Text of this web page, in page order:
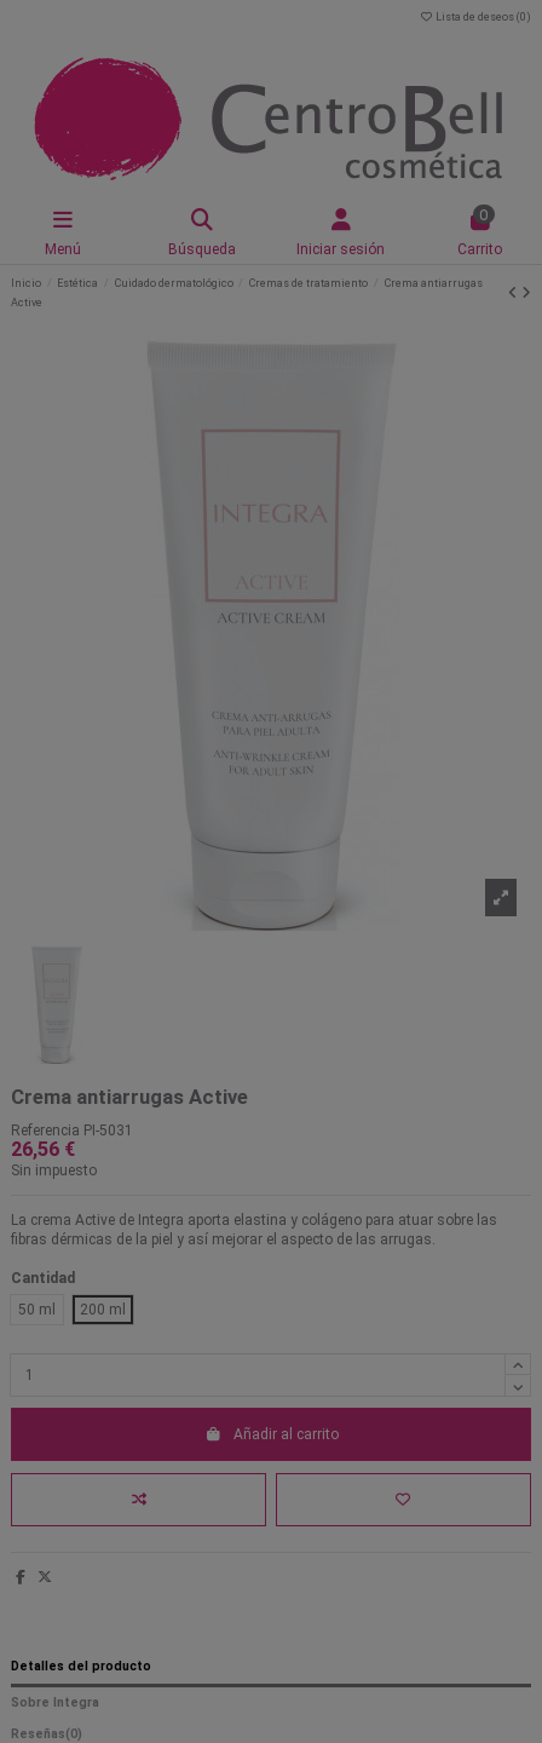
Lista de deseos (0 )
Menú Búsqueda Iniciar sesión
0
Carrito
Inicio Estética Cuidado dermatológico Cremas de tratamiento
Crema antiarrugas
Active
Crema antiarrugas Active
Referencia PI-5031
26,56 €
Sin impuesto
La crema Active de Integra aporta elastina y colágeno para atuar sobre las
fibras dérmicas de la piel y así mejorar el aspecto de las arrugas.
Cantidad
50 ml
200 ml
Añadir al carrito
Detalles del producto
Sobre Integra
Reseñas(0)